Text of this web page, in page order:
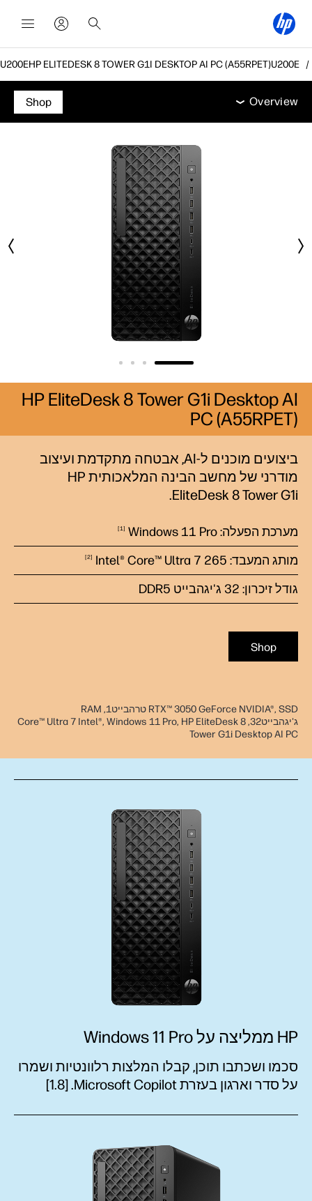
HP ELITEDESK 8 TOWER G1I DESKTOP AI PC (A55RPET)
Overview מאפיינים מפרט טכני אביזרים
תמיכה
Overview
Shop
ביצועים מוכנים ל-AI, אבטחה מתקדמת ועיצוב
מודרני של מחשב הבינה המלאכותית HP
EliteDesk 8 Tower G1i.
מערכת הפעלה: Windows 11 Pro 1
מותג המעבד: Intel® Core™ Ultra 7 265
2
גודל זיכרון: 32 ג'יגהבייט DDR5
Shop
RTX™ 3050 GeForce NVIDIA®, SSD טרהבייט1, RAM
ג'יגהבייט32, Core™ Ultra 7 Intel®, Windows 11 Pro, HP EliteDesk 8
Tower G1i Desktop AI PC
HP EliteDesk 8 Tower G1i Desktop AI
PC (A55RPET)
HP ממליצה על Windows 11 Pro
סכמו ושכתבו תוכן, קבלו המלצות רלוונטיות ושמרו
על סדר וארגון בעזרת Microsoft Copilot‏. [1.8]